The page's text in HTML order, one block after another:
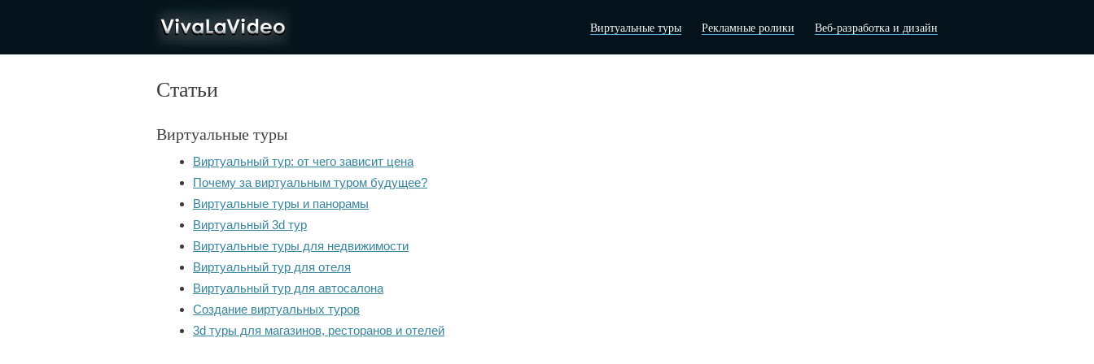
VivaLaVideo Виртуальные туры Рекламные ролики Веб-разработка и дизайн
Статьи
Виртуальные туры
Виртуальный тур: от чего зависит цена
Почему за виртуальным туром будущее?
Виртуальные туры и панорамы
Виртуальный 3d тур
Виртуальные туры для недвижимости
Виртуальный тур для отеля
Виртуальный тур для автосалона
Создание виртуальных туров
3d туры для магазинов, ресторанов и отелей